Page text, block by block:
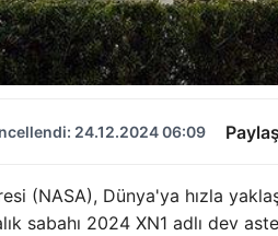
24.12.2024 06:09
(NASA), Dünya'ya hızla
sabahı 2024 XN1 adlı dev